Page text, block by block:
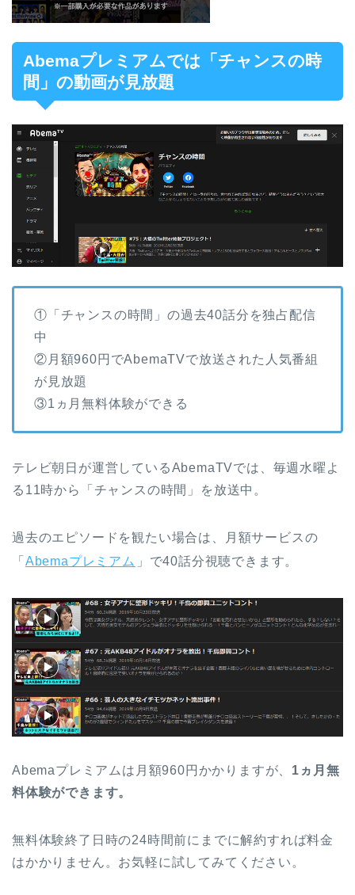
Abemaプレミアムでは「チャンスの時
間」の動画が見放題
①「チャンスの時間」の過去40話分を独占配信
中
②月額960円でAbemaTVで放送された人気番組
が見放題
③1ヵ月無料体験ができる
テレビ朝日が運営しているAbemaTVでは、毎週水曜よ
る11時から「チャンスの時間」を放送中。
過去のエピソードを観たい場合は、月額サービスの
「 Abemaプレミアム 」で40話分視聴できます。
Abemaプレミアムは月額960円かかりますが、 1ヵ月無
料体験ができます。
無料体験終了日時の24時間前にまでに解約すれば料金
はかかりません。お気軽に試してみてください。